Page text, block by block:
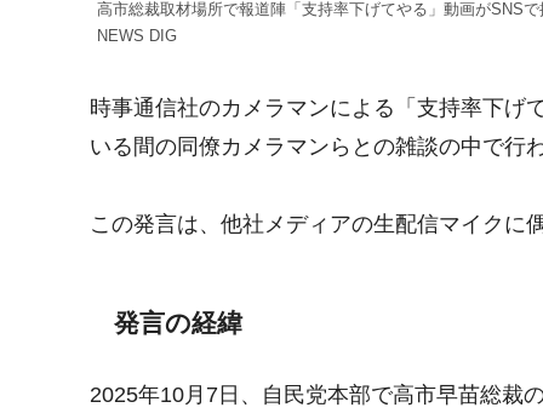
高市総裁取材場所で報道陣「支持率下げてやる」動画が
NEWS DIG
時事通信社のカメラマンによる「支持率下げ
いる間の同僚カメラマンらとの雑談の中で行
この発言は、他社メディアの生配信マイクに
発言の経緯
2025年10月7日、自民党本部で高市早苗総裁